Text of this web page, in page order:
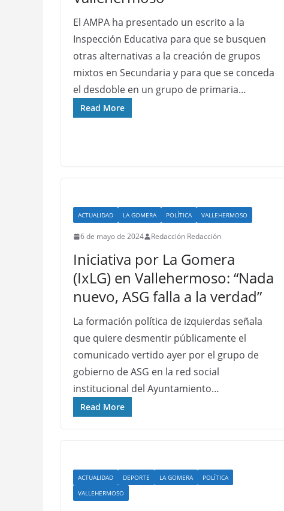
El AMPA ha presentado un escrito a la
Inspección Educativa para que se busquen
otras alternativas a la creación de grupos
mixtos en Secundaria y para que se conceda
el desdoble en un grupo de primaria…
Read More
ACTUALIDAD LA GOMERA POLÍTICA VALLEHERMOSO
6 de mayo de 2024 Redacción Redacción
Iniciativa por La Gomera
(IxLG) en Vallehermoso: “Nada
nuevo, ASG falla a la verdad”
La formación política de izquierdas señala
que quiere desmentir públicamente el
comunicado vertido ayer por el grupo de
gobierno de ASG en la red social
institucional del Ayuntamiento…
Read More
ACTUALIDAD DEPORTE LA GOMERA
POLÍTICA
VALLEHERMOSO